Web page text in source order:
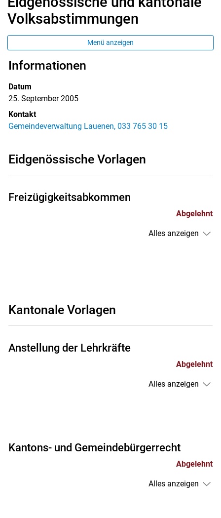
Volksabstimmungen
Menü anzeigen
Informationen
Datum
25. September 2005
Kontakt
Gemeindeverwaltung Lauenen, 033 765 30 15
Eidgenössische Vorlagen
Freizügigkeitsabkommen
Abgelehnt
Alles anzeigen
Kantonale Vorlagen
Anstellung der Lehrkräfte
Abgelehnt
Alles anzeigen
Kantons- und Gemeindebürgerrecht
Abgelehnt
Alles anzeigen